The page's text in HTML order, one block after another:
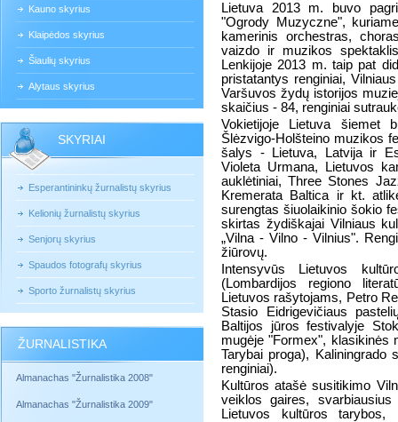
Kauno skyrius
Klaipėdos skyrius
Šiaulių skyrius
Alytaus skyrius
SKYRIAI
Esperantininkų žurnalistų skyrius
Kelionių žurnalistų skyrius
Senjorų skyrius
Spaudos fotografų skyrius
Sporto žurnalistų skyrius
ŽURNALISTIKA
Almanachas "Žurnalistika 2008"
Almanachas "Žurnalistika 2009"
Lietuva 2013 m. buvo
"Ogrody Muzyczne",
kamerinis orchestras,
vaizdo ir muzikos
Lenkijoje 2013 m. taip pat
pristatantys renginiai,
Varšuvos žydų istorijos
skaičius - 84, renginiai
Vokietijoje Lietuva šiemet
Šlėzvigo-Holšteino muzikos
šalys - Lietuva, Latvija ir
Violeta Urmana, Lietuvos
auklėtiniai, Three Stones
Kremerata Baltica ir kt.
surengtas šiuolaikinio šokio
skirtas žydiškajai Vilniaus
„Vilna - Vilno - Vilnius".
žiūrovų.
Intensyvūs Lietuvos
(Lombardijos regiono
Lietuvos rašytojams, Petro
Stasio Eidrigevičiaus
Baltijos jūros festivalyje
mugėje "Formex", klasikinės
Tarybai proga), Kaliningrado
renginiai).
Kultūros atašė susitikimo
veiklos gaires,
Lietuvos kultūros tarybos,